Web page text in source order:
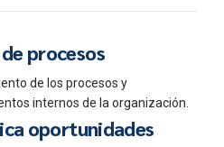
procesos
de los procesos y
internos de la organización.
oportunidades